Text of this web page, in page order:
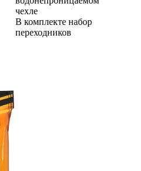
чехле
В комплекте набор
переходников